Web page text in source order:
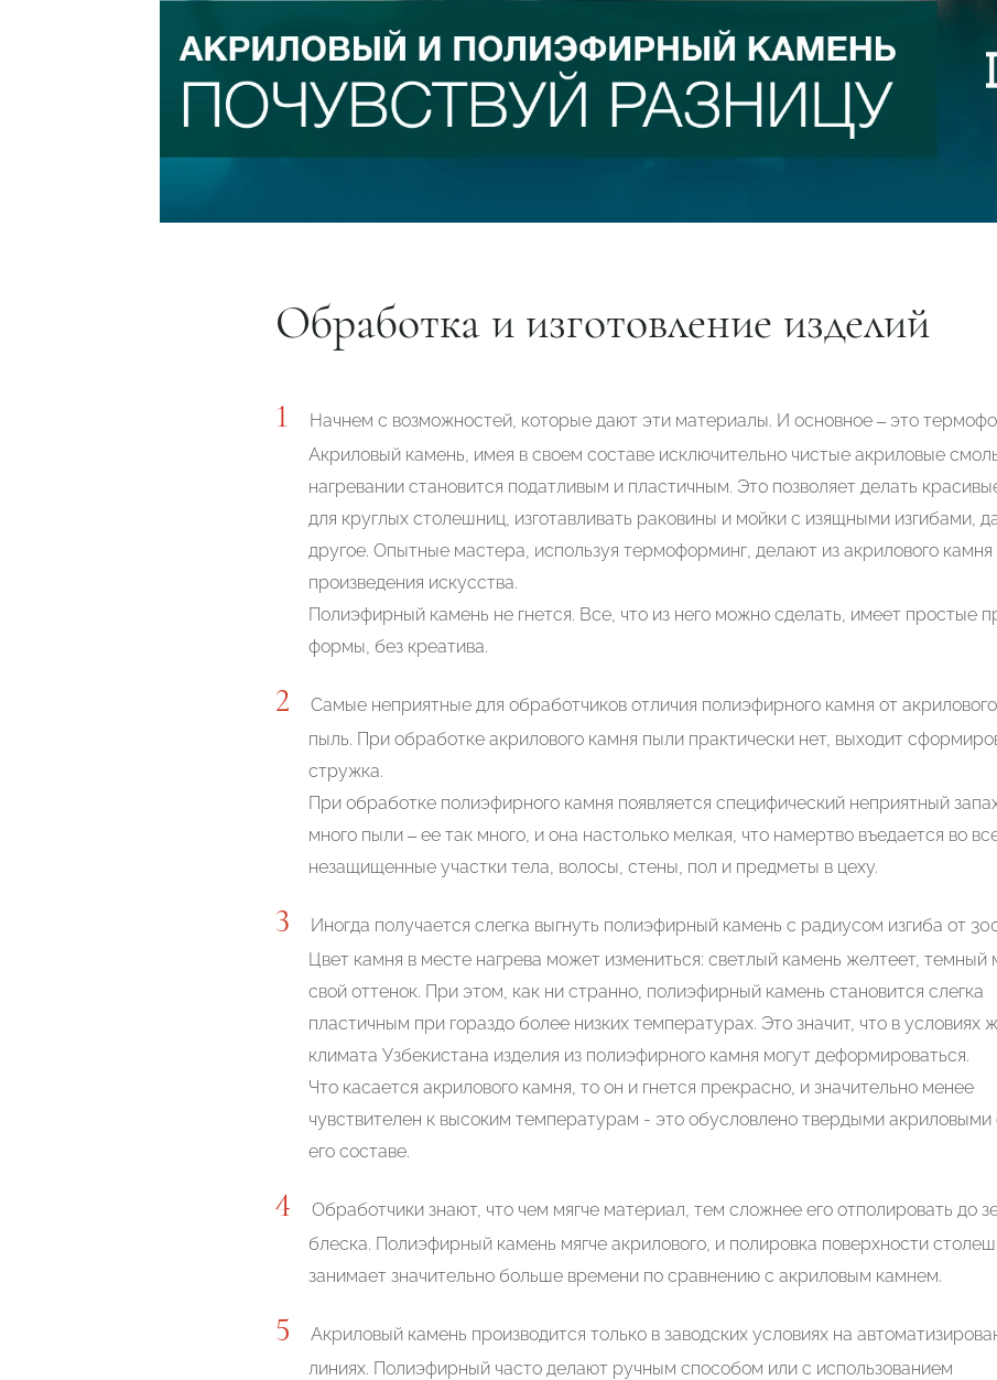
Обработка и изготовление изделий
Начнем с возможностей, которые дают эти материалы. И основное – это
Акриловый камень, имея в своем составе исключительно чистые акриловые
нагревании становится податливым и пластичным. Это позволяет делать
для круглых столешниц, изготавливать раковины и мойки с изящными изгибами,
другое. Опытные мастера, используя термоформинг, делают из акрилового
произведения искусства.
Полиэфирный камень не гнется. Все, что из него можно сделать, имеет простые
формы, без креатива.
Самые неприятные для обработчиков отличия полиэфирного камня от
пыль. При обработке акрилового камня пыли практически нет, выходит
стружка.
При обработке полиэфирного камня появляется специфический неприятный
много пыли – ее так много, и она настолько мелкая, что намертво въедается во
незащищенные участки тела, волосы, стены, пол и предметы в цеху.
Иногда получается слегка выгнуть полиэфирный камень с радиусом изгиба от
Цвет камня в месте нагрева может измениться: светлый камень желтеет, темный
свой оттенок. При этом, как ни странно, полиэфирный камень становится слегка
пластичным при гораздо более низких температурах. Это значит, что в условиях
климата Узбекистана изделия из полиэфирного камня могут деформироваться.
Что касается акрилового камня, то он и гнется прекрасно, и значительно менее
чувствителен к высоким температурам - это обусловлено твердыми
его составе.
Обработчики знают, что чем мягче материал, тем сложнее его отполировать до
блеска. Полиэфирный камень мягче акрилового, и полировка поверхности
занимает значительно больше времени по сравнению с акриловым камнем.
Акриловый камень производится только в заводских условиях на
линиях. Полиэфирный часто делают ручным способом или с использованием